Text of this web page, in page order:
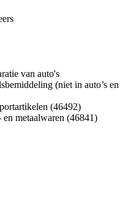
van auto's
(niet in auto’s en
(46492)
metaalwaren (46841)